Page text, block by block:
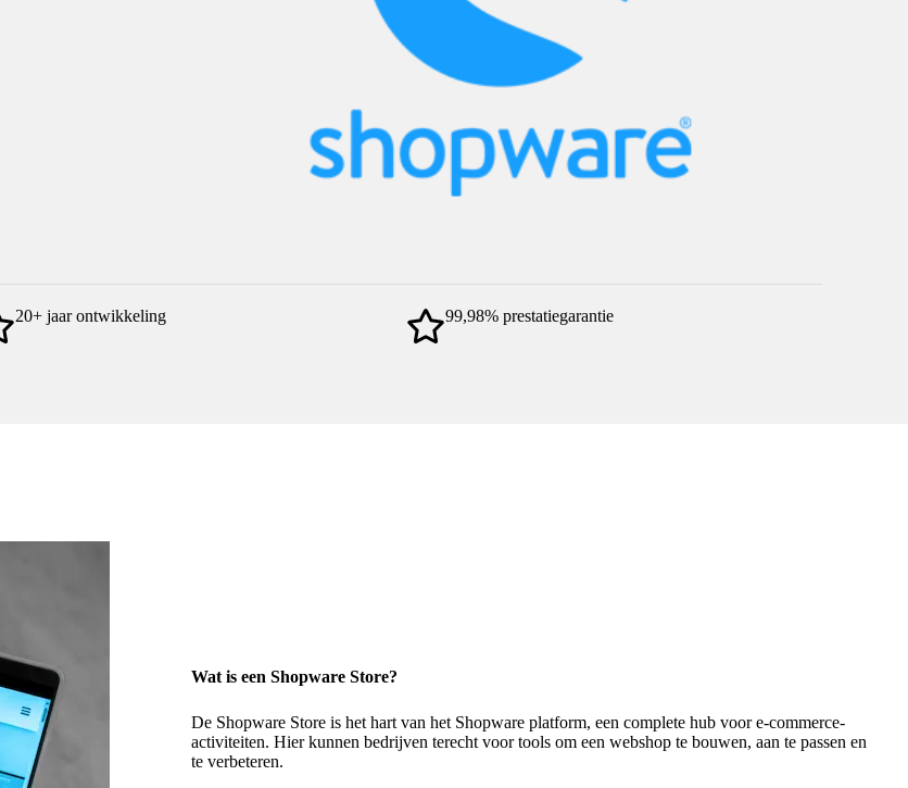
20+ jaar ontwikkeling 99,98% prestatiegarantie
Wat is een Shopware Store?
De Shopware Store is het hart van het Shopware platform, een complete hub voor e-commerce-
activiteiten. Hier kunnen bedrijven terecht voor tools om een webshop te bouwen, aan te passen en
te verbeteren.